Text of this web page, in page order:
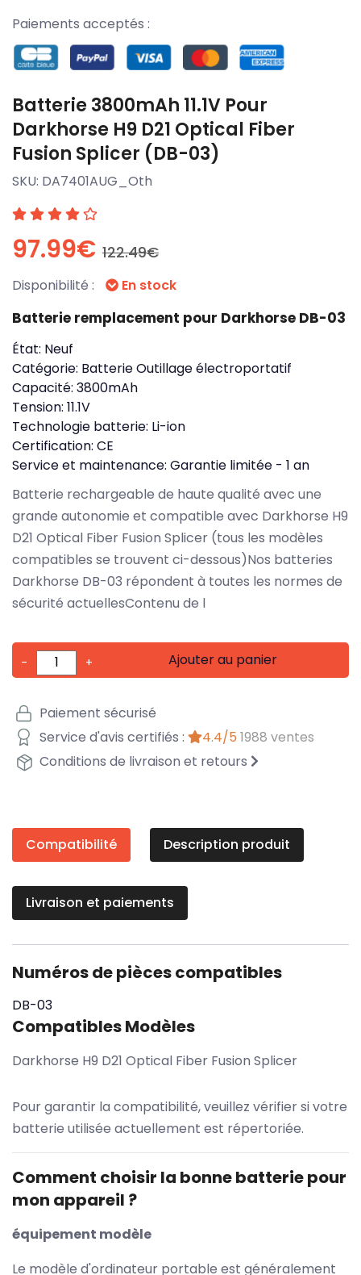
Paiements acceptés :
Batterie 3800mAh 11.1V Pour
Darkhorse H9 D21 Optical Fiber
Fusion Splicer (DB-03)
SKU: DA7401AUG_Oth
97.99€ 122.49€
Disponibilité : En stock
Batterie remplacement pour Darkhorse DB-03
État: Neuf
Catégorie: Batterie Outillage électroportatif
Capacité: 3800mAh
Tension: 11.1V
Technologie batterie: Li-ion
Certification: CE
Service et maintenance: Garantie limitée - 1 an
Batterie rechargeable de haute qualité avec une
grande autonomie et compatible avec Darkhorse H9
D21 Optical Fiber Fusion Splicer (tous les modèles
compatibles se trouvent ci-dessous)Nos batteries
Darkhorse DB-03 répondent à toutes les normes de
sécurité actuellesContenu de l
- + Ajouter au panier
Paiement sécurisé
Service d'avis certifiés :
4.4/5 1988 ventes
Conditions de livraison et retours
Compatibilité Description produit
Livraison et paiements
Numéros de pièces compatibles
DB-03
Compatibles Modèles
Darkhorse H9 D21 Optical Fiber Fusion Splicer
Pour garantir la compatibilité, veuillez vérifier si votre
batterie utilisée actuellement est répertoriée.
Comment choisir la bonne batterie pour
mon appareil ?
équipement modèle
Le modèle d'ordinateur portable est généralement